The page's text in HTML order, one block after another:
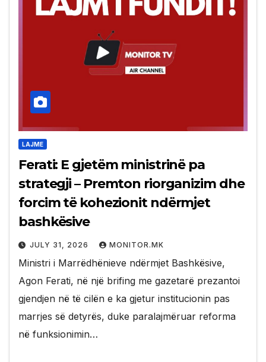
LAJME
Ferati: E gjetëm ministrinë pa
strategji – Premton riorganizim dhe
forcim të kohezionit ndërmjet
bashkësive
JULY 31, 2026 MONITOR.MK
Ministri i Marrëdhënieve ndërmjet Bashkësive,
Agon Ferati, në një brifing me gazetarë prezantoi
gjendjen në të cilën e ka gjetur institucionin pas
marrjes së detyrës, duke paralajmëruar reforma
në funksionimin…